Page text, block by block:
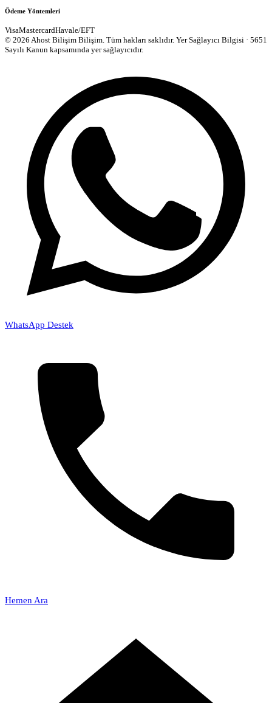
Ödeme Yöntemleri
VisaMastercardHavale/EFT
© 2026 Ahost Bilişim Bilişim. Tüm hakları saklıdır. Yer Sağlayıcı Bilgisi · 5651
Sayılı Kanun kapsamında yer sağlayıcıdır.
WhatsApp Destek
Hemen Ara